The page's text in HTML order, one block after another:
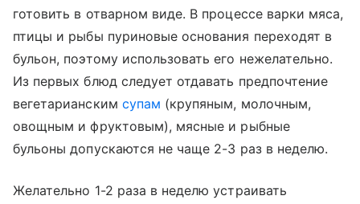
готовить в отварном виде. В процессе варки мяса,
птицы и рыбы пуриновые основания переходят в
бульон, поэтому использовать его нежелательно.
Из первых блюд следует отдавать предпочтение
вегетарианским супам (крупяным, молочным,
овощным и фруктовым), мясные и рыбные
бульоны допускаются не чаще 2-3 раз в неделю.
Желательно 1-2 раза в неделю устраивать